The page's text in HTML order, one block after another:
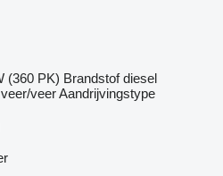
(360 PK) Brandstof diesel
veer/veerAandrijvingstype